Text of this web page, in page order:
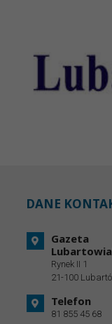
DANE
Gazeta
Rynek II 1
21-100
Telefon
81 855 45 68